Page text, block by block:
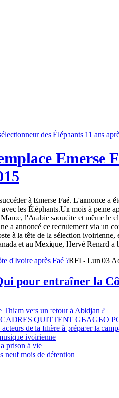
Emerse
à Emerse Faé. L'annonce
les Éléphants.Un mois à peine
l'Arabie saoudite et même le
a annoncé ce recrutement via un
à la tête de la sélection
et au Mexique, Hervé Renard
RFI - Lun 03
pour entraîner la
Thiam vers un retour à Abidjan ?
QUITTENT GBAGBO
de la filière à préparer la
ivoirienne
prison à vie
neuf mois de détention